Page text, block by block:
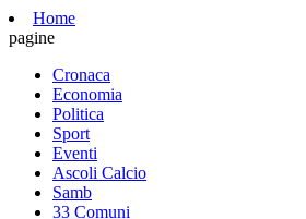
Home
pagine
Cronaca
Economia
Politica
Sport
Eventi
Ascoli Calcio
Samb
33 Comuni